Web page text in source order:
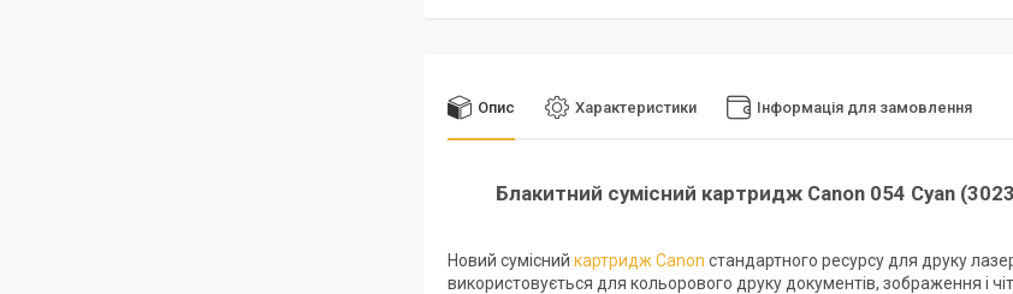
Опис Характеристики Інформація для замовлення
Блакитний сумісний картридж Canon 054 Cyan
Новий сумісний картридж Canon стандартного ресурсу для друку
використовується для кольорового друку документів, зображення і